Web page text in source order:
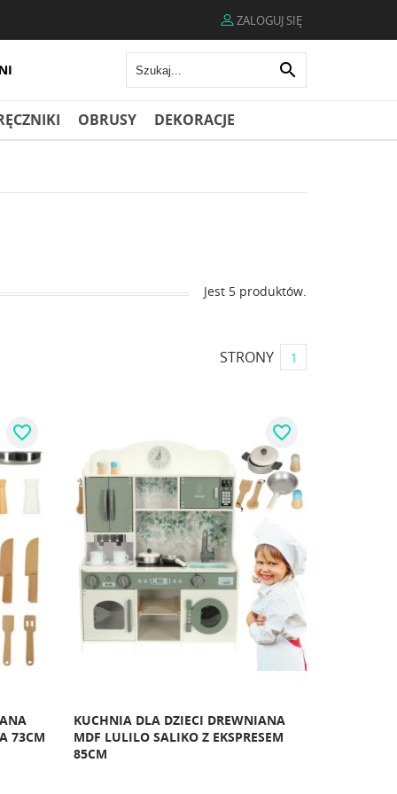
ZALOGUJ SIĘ

OBRUSY DEKORACJE
Jest 5 produktów.
STRONY 1
73CM
favorite_border
KUCHNIA DLA DZIECI DREWNIANA
MDF LULILO SALIKO Z EKSPRESEM
85CM
favorite_border